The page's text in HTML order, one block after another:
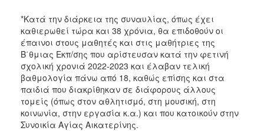
*Κατά την διάρκεια της συναυλίας, όπως έχει
καθιερωθεί τώρα και 38 χρόνια, θα επιδοθούν οι
έπαινοι στους μαθητές και στις μαθήτριες της
Β΄θμιας Εκπ/σης που αρίστευσαν κατά την φετινή
σχολική χρονιά 2022-2023 και έλαβαν τελική
βαθμολογία πάνω από 18, καθώς επίσης και στα
παιδιά που διακρίθηκαν σε διάφορους άλλους
τομείς (όπως στον αθλητισμό, στη μουσική, στη
κοινωνία, στην εργασία κ.α.) και που κατοικούν στην
Συνοικία Αγίας Αικατερίνης.